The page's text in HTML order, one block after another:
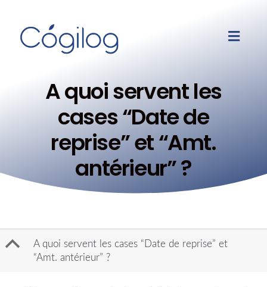
A quoi servent les
cases “Date de
reprise” et “Amt.
antérieur” ?
B
A quoi servent les cases “Date de reprise” et
“Amt. antérieur” ?